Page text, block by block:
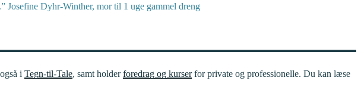
Josefine Dyhr-Winther, mor til 1 uge gammel dreng
i Tegn-til-Tale, samt holderforedrag og kurserfor private og professionelle. Du kan læse